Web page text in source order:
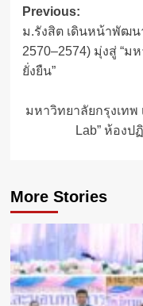
Post
navigation
Previous:
ม.รังสิต เดินหน้าพัฒ
2570–2574) มุ่งสู่ “
ยั่งยืน”
มหาวิทยาลัยกรุงเทพ
Lab” ห้องป
More Stories